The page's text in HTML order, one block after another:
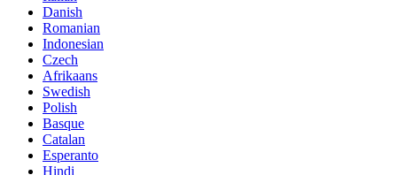
Danish
Romanian
Indonesian
Czech
Afrikaans
Swedish
Polish
Basque
Catalan
Esperanto
Hindi